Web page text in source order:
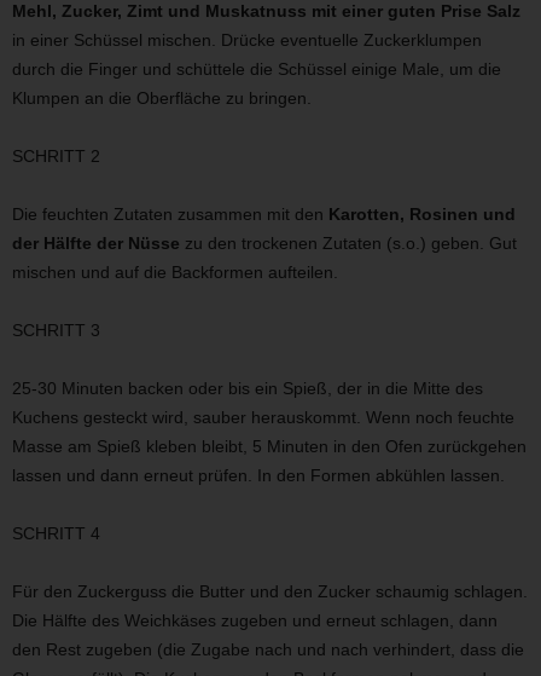
Mehl, Zucker, Zimt und Muskatnuss mit einer guten Prise Salz
in einer Schüssel mischen. Drücke eventuelle Zuckerklumpen
durch die Finger und schüttele die Schüssel einige Male, um die
Klumpen an die Oberfläche zu bringen.
SCHRITT 2
Die feuchten Zutaten zusammen mit den Karotten, Rosinen und
der Hälfte der Nüsse zu den trockenen Zutaten (s.o.) geben. Gut
mischen und auf die Backformen aufteilen.
SCHRITT 3
25-30 Minuten backen oder bis ein Spieß, der in die Mitte des
Kuchens gesteckt wird, sauber herauskommt. Wenn noch feuchte
Masse am Spieß kleben bleibt, 5 Minuten in den Ofen zurückgehen
lassen und dann erneut prüfen. In den Formen abkühlen lassen.
SCHRITT 4
Für den Zuckerguss die Butter und den Zucker schaumig schlagen.
Die Hälfte des Weichkäses zugeben und erneut schlagen, dann
den Rest zugeben (die Zugabe nach und nach verhindert, dass die